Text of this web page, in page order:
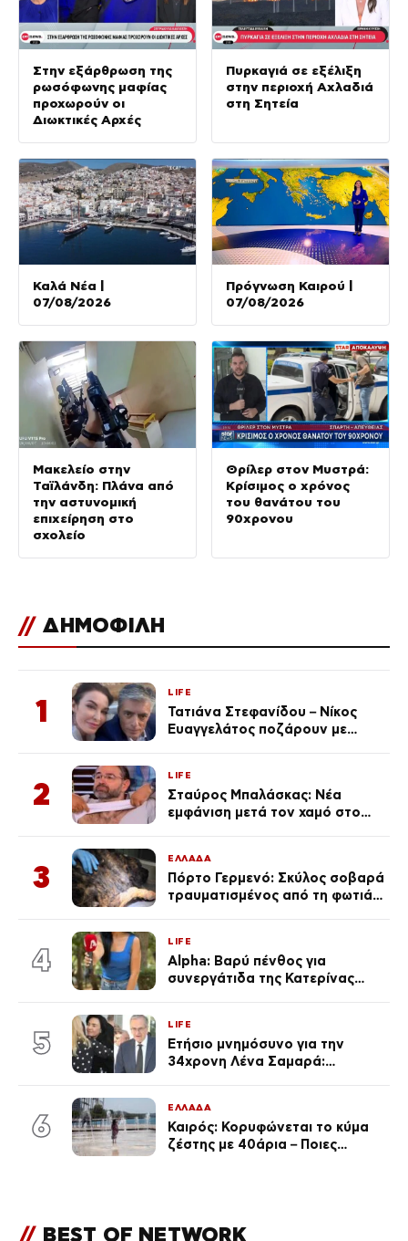
Στην εξάρθρωση της
ρωσόφωνης μαφίας
προχωρούν οι
Διωκτικές Αρχές
Πυρκαγιά σε εξέλιξη
στην περιοχή Αχλαδιά
στη Σητεία
Καλά Νέα |
07/08/2026
Πρόγνωση Καιρού |
07/08/2026
Μακελείο στην
Ταϊλάνδη: Πλάνα από
την αστυνομική
επιχείρηση στο
σχολείο
Θρίλερ στον Μυστρά:
Κρίσιμος ο χρόνος
του θανάτου του
90χρονου
// ΔΗΜΟΦΙΛΗ
1
LIFE
Τατιάνα Στεφανίδου – Νίκος
Ευαγγελάτος ποζάρουν με
2
LIFE
Σταύρος Μπαλάσκας: Νέα
εμφάνιση μετά τον χαμό στο
3
ΕΛΛΑΔΑ
Πόρτο Γερμενό: Σκύλος σοβαρά
τραυματισμένος από τη φωτιά
4
LIFE
Alpha: Βαρύ πένθος για
συνεργάτιδα της Κατερίνας
του Θεού»
5
LIFE
Ετήσιο μνημόσυνο για την
34χρονη Λένα Σαμαρά:
6
ΕΛΛΑΔΑ
Καιρός: Κορυφώνεται το κύμα
ζέστης με 40άρια – Ποιες
// BEST OF NETWORK